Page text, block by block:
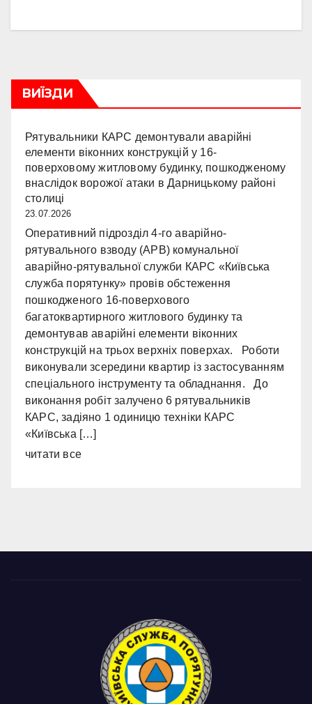
ВИЇЗДИ
Рятувальники КАРС демонтували аварійні
елементи віконних конструкцій у 16-
поверховому житловому будинку, пошкодженому
внаслідок ворожої атаки в Дарницькому районі
столиці
23.07.2026
Оперативний підрозділ 4-го аварійно-
рятувального взводу (АРВ) комунальної
аварійно-рятувальної служби КАРС «Київська
служба порятунку» провів обстеження
пошкодженого 16-поверхового
багатоквартирного житлового будинку та
демонтував аварійні елементи віконних
конструкцій на трьох верхніх поверхах. Роботи
виконували зсередини квартир із застосуванням
спеціального інструменту та обладнання. До
виконання робіт залучено 6 рятувальників
КАРС, задіяно 1 одиницю техніки КАРС
«Київська […]
читати все